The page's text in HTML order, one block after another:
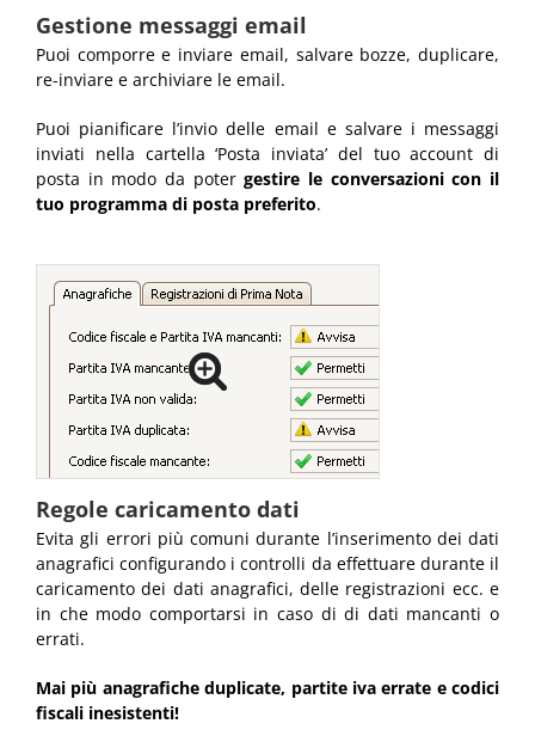
Gestione messaggi email
Puoi comporre e inviare email, salvare bozze, duplicare,
re-inviare e archiviare le email.
Puoi pianificare l’invio delle email e salvare i messaggi
inviati nella cartella ‘Posta inviata’ del tuo account di
posta in modo da potergestire le conversazioni con il
tuo programma di posta preferito.
Regole caricamento dati
Evita gli errori più comuni durante l’inserimento dei dati
anagrafici configurando i controlli da effettuare durante il
caricamento dei dati anagrafici, delle registrazioni ecc. e
in che modo comportarsi in caso di di dati mancanti o
errati.
Mai più anagrafiche duplicate, partite iva errate e codici
fiscali inesistenti!